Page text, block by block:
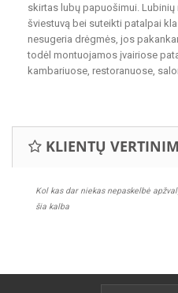
skirtas lubų papuošimui.
šviestuvą bei suteikti patalpai
nesugeria drėgmės, jos
todėl montuojamos įvairiose
kambariuose, restoranuose,
KLIENTŲ
Kol kas dar niekas nepaskelbė
šia kalba